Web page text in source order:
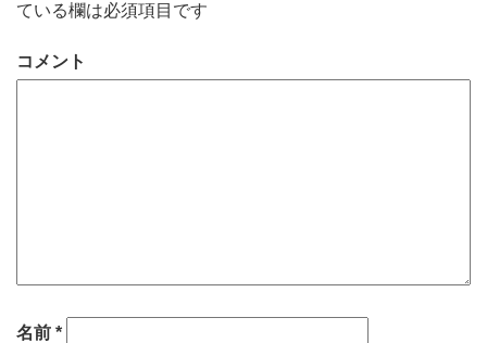
ている欄は必須項目です
コメント
名前 *